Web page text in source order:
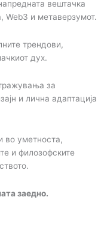
вештачка
Web3 и метаверзумот.
трендови,
дух.
за
и лична адаптација
во уметноста,
и филозофските
заедно.